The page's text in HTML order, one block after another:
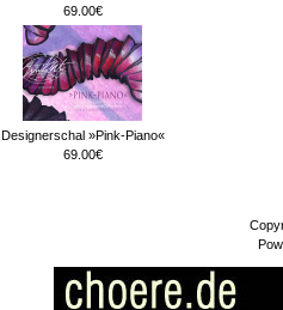
69.00€
Designerschal »Pink-Piano«
69.00€